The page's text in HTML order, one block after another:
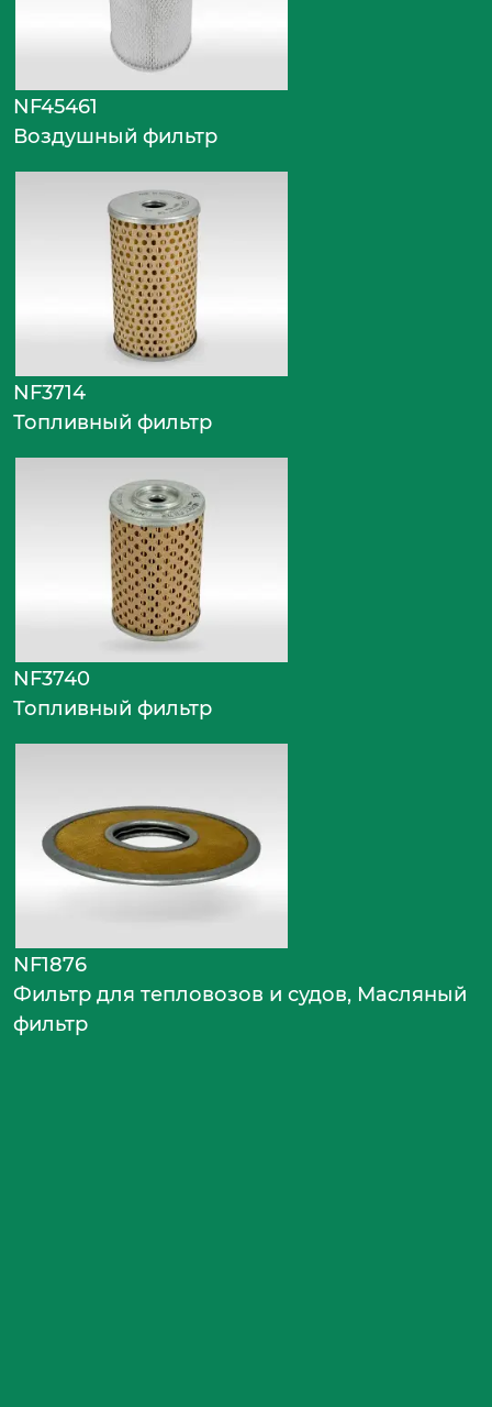
NF45461
Воздушный фильтр
NF3714
Топливный фильтр
NF3740
Топливный фильтр
NF1876
Фильтр для тепловозов и судов, Масляный
фильтр